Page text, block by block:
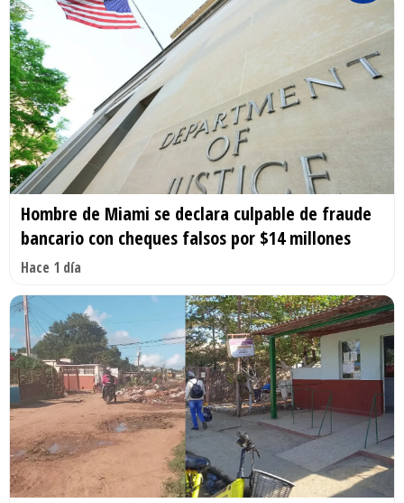
Hombre de Miami se declara culpable de fraude
bancario con cheques falsos por $14 millones
Hace 1 día